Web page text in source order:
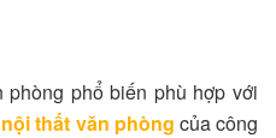
phổ biến phù hợp với
thất văn phòng của công